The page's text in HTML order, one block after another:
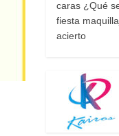
caras ¿Qué
fiesta
acierto